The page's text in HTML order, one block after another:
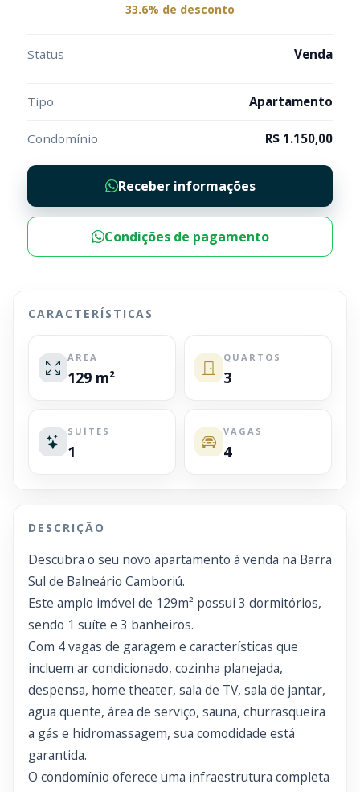
33.6% de desconto
Status Venda
Tipo Apartamento
Condomínio R$ 1.150,00
Receber informações
Condições de pagamento
CARACTERÍSTICAS
ÁREA
129 m²
QUARTOS
3
SUÍTES
1
VAGAS
4
DESCRIÇÃO
Descubra o seu novo apartamento à venda na Barra
Sul de Balneário Camboriú.
Este amplo imóvel de 129m² possui 3 dormitórios,
sendo 1 suíte e 3 banheiros.
Com 4 vagas de garagem e características que
incluem ar condicionado, cozinha planejada,
despensa, home theater, sala de TV, sala de jantar,
agua quente, área de serviço, sauna, churrasqueira
a gás e hidromassagem, sua comodidade está
garantida.
O condomínio oferece uma infraestrutura completa